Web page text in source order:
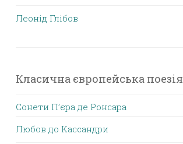
Леонід Глібов
Класична європейська поезія
Сонети П’єра де Ронсара
Любов до Кассандри